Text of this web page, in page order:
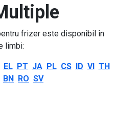
frizer este disponibil în
limbi:
EL PT JA PL CS ID VI TH
BN RO SV